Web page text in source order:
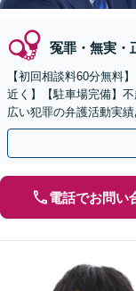
冤罪・無実・
【初回相談料60分無料
近く】【駐車場完備】
広い犯罪の弁護活動実
応が不可欠。すぐにご
電話でお問い